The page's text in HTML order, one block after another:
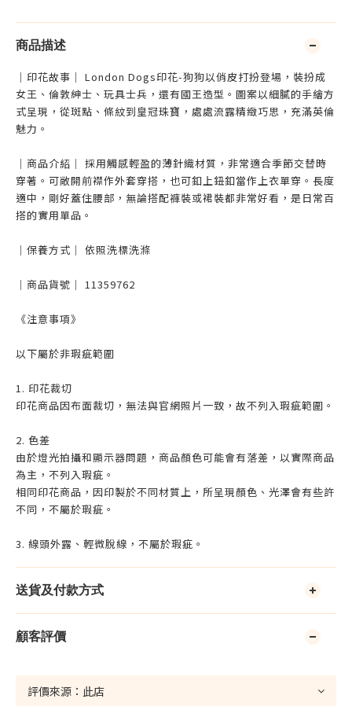
商品描述
｜印花故事｜ London Dogs印花-狗狗以俏皮打扮登場，裝扮成
女王、倫敦紳士、玩具士兵，還有國王造型。圖案以細膩的手繪方
式呈現，從斑點、條紋到皇冠珠寶，處處流露精緻巧思，充滿英倫
魅力。
｜商品介紹｜ 採用觸感輕盈的薄針織材質，非常適合季節交替時
穿著。可敞開前襟作外套穿搭，也可釦上鈕釦當作上衣單穿。長度
適中，剛好蓋住腰部，無論搭配褲裝或裙裝都非常好看，是日常百
搭的實用單品。
｜保養方式｜ 依照洗標洗滌
｜商品貨號｜ 11359762
《注意事項》
以下屬於非瑕疵範圍
1. 印花裁切
印花商品因布面裁切，無法與官網照片一致，故不列入瑕疵範圍。
2. 色差
由於燈光拍攝和顯示器問題，商品顏色可能會有落差，以實際商品
為主，不列入瑕疵。
相同印花商品，因印製於不同材質上，所呈現顏色、光澤會有些許
不同，不屬於瑕疵。
3. 線頭外露、輕微脫線，不屬於瑕疵。
送貨及付款方式
顧客評價